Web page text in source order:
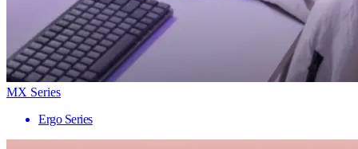
MX Series
Ergo Series